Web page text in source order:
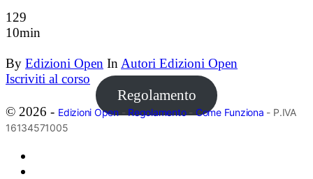
129
10min
By Edizioni Open InAutori Edizioni Open
Iscriviti al corso
Regolamento
© 2026 - Edizioni Open-Regolamento-Come Funziona - P.IVA
16134571005